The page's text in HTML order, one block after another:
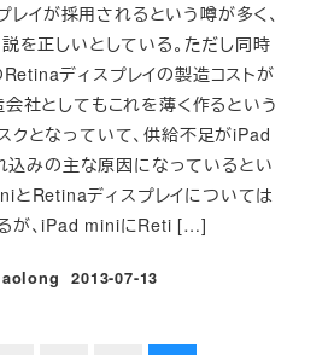
イが採用されるという噂が多く、
を正しいとしている。ただし同時
Retinaディスプレイの製造コストが
社としてもこれを薄く作るという
クとなっていて、供給不足がiPad
込みの主な原因になっているとい
とRetinaディスプレイについては
が、iPad miniにReti […]
投稿日
2013-07-13